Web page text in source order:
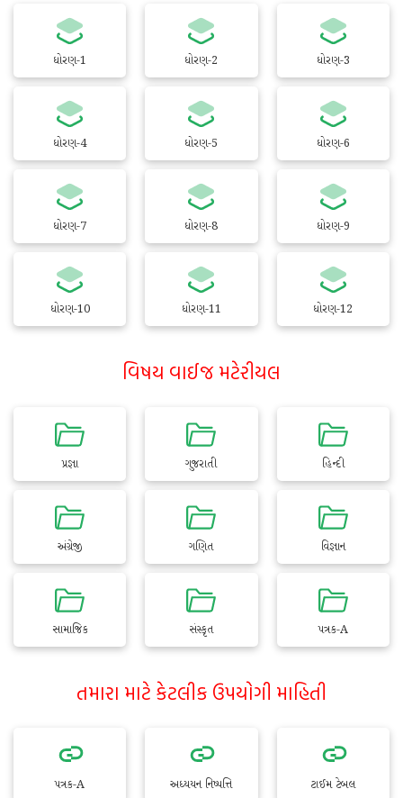
ધોરણ-1 ધોરણ-2 ધોરણ-3
ધોરણ-4 ધોરણ-5 ધોરણ-6
ધોરણ-7 ધોરણ-8 ધોરણ-9
ધોરણ-10 ધોરણ-11 ધોરણ-12
વિષય વાઈજ મટેરીયલ
પ્રજ્ઞા ગુજરાતી હિન્દી
અંગ્રેજી ગણિત વિજ્ઞાન
સામાજિક સંસ્કૃત પત્રક-A
તમારા માટે કેટલીક ઉપયોગી માહિતી
પત્રક-A અધ્યયન નિષ્પત્તિ ટાઈમ ટેબલ